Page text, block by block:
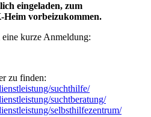
eingeladen, zum
vorbeizukommen.
kurze Anmeldung:
zu finden:
suchthilfe/
suchtberatung/
selbsthilfezentrum/